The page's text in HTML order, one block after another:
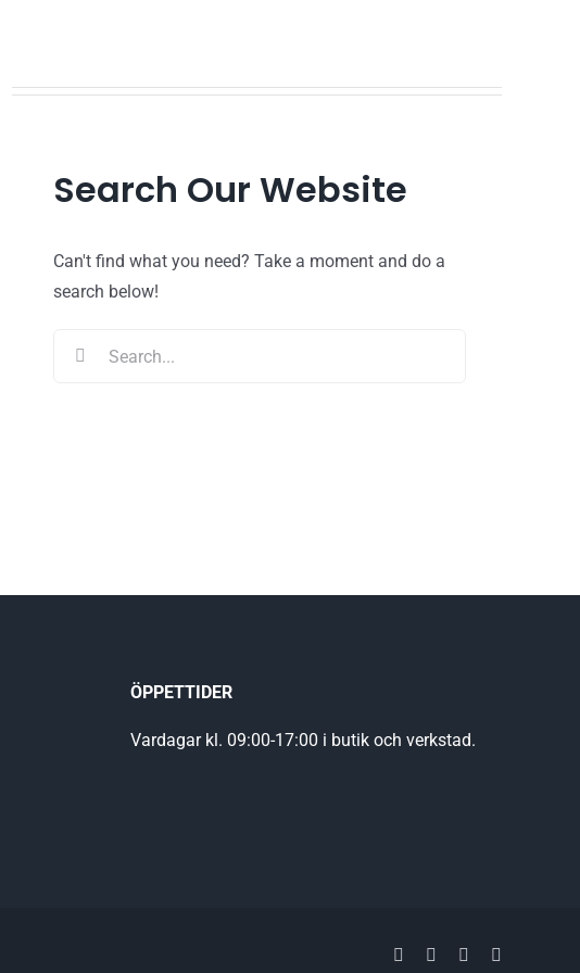
Search Our Website
Can't find what you need? Take a moment and do a
search below!
ÖPPETTIDER
Vardagar kl. 09:00-17:00 i butik och verkstad.
FacebookYouTubeLinkedIn